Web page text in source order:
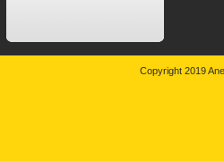
Copyright 2019